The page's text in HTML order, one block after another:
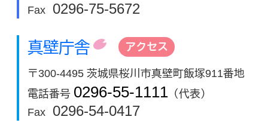
Fax
0296-75-5672
真壁庁舎 アクセス
〒300-4495 茨城県桜川市真壁町飯塚911番地
電話番号 0296-55-1111 （代表）
Fax
0296-54-0417